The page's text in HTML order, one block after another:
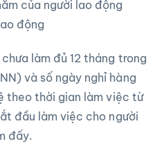
của người lao động
động
làm đủ 12 tháng trong
và số ngày nghỉ hàng
theo thời gian làm việc từ
đầu làm việc cho người
đấy.